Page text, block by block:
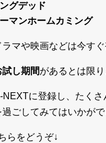
グデッド
マンホームカミング
マや映画などは今す
試し期間があるとは限り
NEXTに登録し、たく
ごしてみてはいかがで
らをどうぞ↓